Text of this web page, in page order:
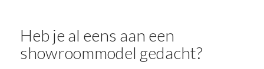
Heb je al eens aan een
showroommodel gedacht?